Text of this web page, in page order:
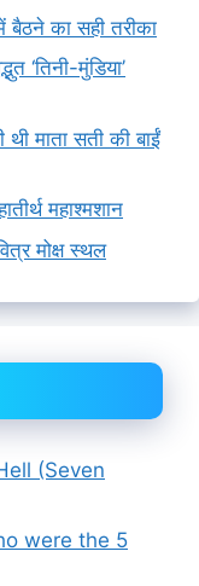
का सही तरीका
मुंडिया’
माता सती की बाईं
महाश्मशान
मोक्ष स्थल
(Seven
were the 5